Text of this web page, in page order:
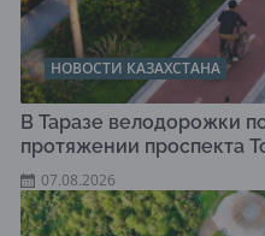
НОВОСТИ КАЗАХСТАНА
В Таразе велодорожки
протяжении проспекта
07.08.2026